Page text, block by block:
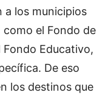
a los municipios
el Fondo de
Educativo,
De eso
los destinos que